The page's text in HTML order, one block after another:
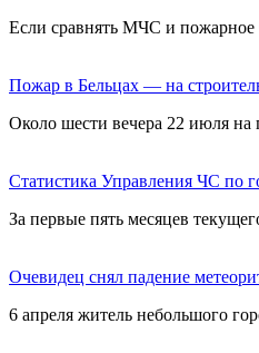
Если сравнять МЧС и пожарное
Пожар в Бельцах — на
Около шести вечера 22 июля на
Статистика Управления ЧС по
За первые пять месяцев
Очевидец снял падение
6 апреля житель небольшого